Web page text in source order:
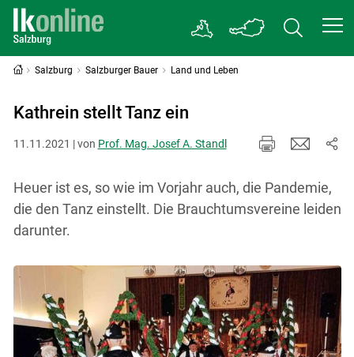
Salzburg Salzburger Bauer Land und Leben
Kathrein stellt Tanz ein
11.11.2021 | von Prof. Mag. Josef A. Standl
Heuer ist es, so wie im Vorjahr auch, die Pandemie,
die den Tanz einstellt. Die Brauchtumsvereine leiden
darunter.